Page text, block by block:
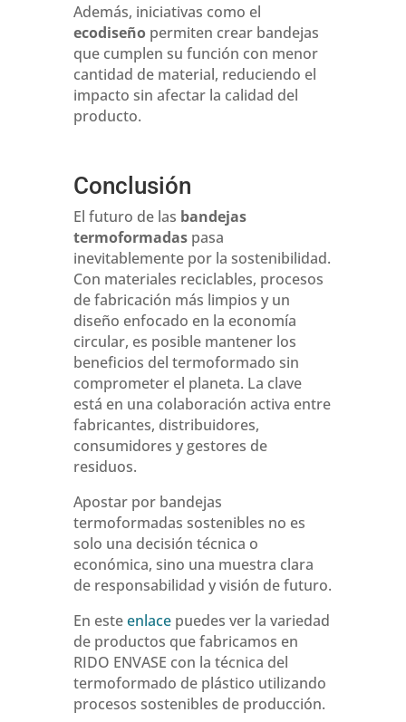
Además, iniciativas como el
ecodiseñopermiten crear bandejas
que cumplen su función con menor
cantidad de material, reduciendo el
impacto sin afectar la calidad del
producto.
Conclusión
El futuro de las bandejas
termoformadaspasa
inevitablemente por la sostenibilidad.
Con materiales reciclables, procesos
de fabricación más limpios y un
diseño enfocado en la economía
circular, es posible mantener los
beneficios del termoformado sin
comprometer el planeta. La clave
está en una colaboración activa entre
fabricantes, distribuidores,
consumidores y gestores de
residuos.
Apostar por bandejas
termoformadas sostenibles no es
solo una decisión técnica o
económica, sino una muestra clara
de responsabilidad y visión de futuro.
En esteenlacepuedes ver la variedad
de productos que fabricamos en
RIDO ENVASE con la técnica del
termoformado de plástico utilizando
procesos sostenibles de producción.